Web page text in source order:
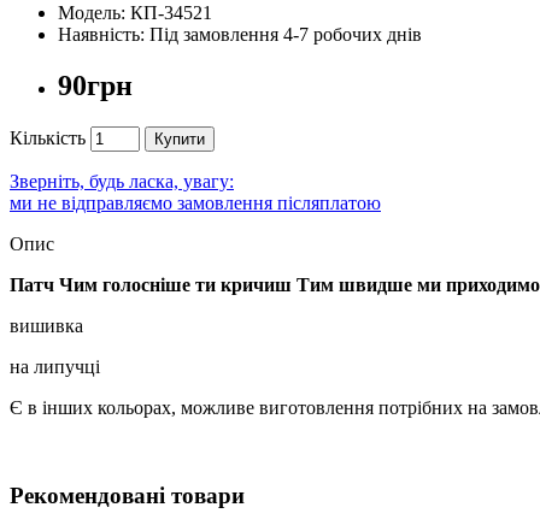
Модель: КП-34521
Наявність: Під замовлення 4-7 робочих днів
90грн
Кількість Купити
Зверніть, будь ласка, увагу:
ми не відправляємо замовлення післяплатою
Опис
Патч Чим голосніше ти кричиш Тим швидше ми приходимо
вишивка
на липучці
Є в інших кольорах, можливе виготовлення потрібних на
Рекомендовані товари